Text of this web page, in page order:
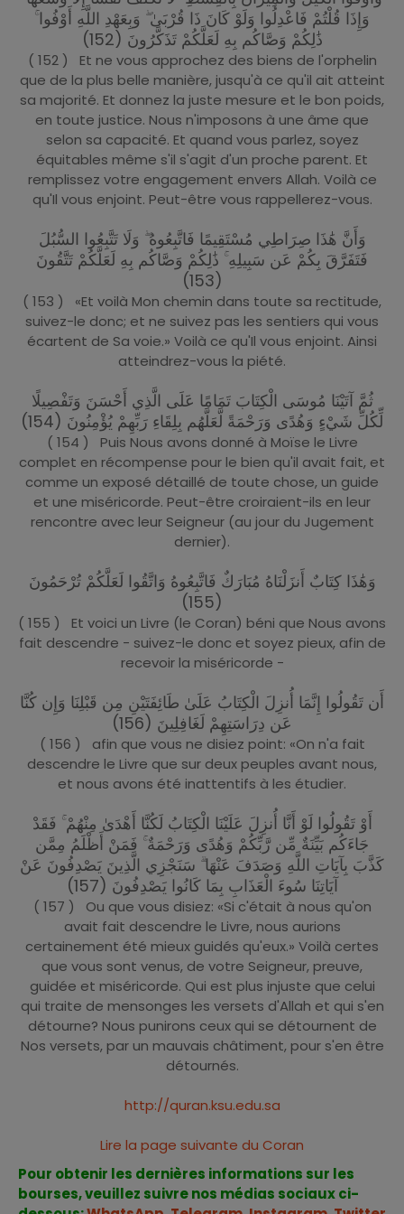
وَإِذَا قُلْتُمْ فَاعْدِلُوا وَلَوْ كَانَ ذَا قُرْبَىٰ ۖ وَبِعَهْدِ اللَّهِ أَوْفُوا ۚ
ذَٰلِكُمْ وَصَّاكُم بِهِ لَعَلَّكُمْ تَذَكَّرُونَ (152)
( 152 ) Et ne vous approchez des biens de l'orphelin
que de la plus belle manière, jusqu'à ce qu'il ait atteint
sa majorité. Et donnez la juste mesure et le bon poids,
en toute justice. Nous n'imposons à une âme que
selon sa capacité. Et quand vous parlez, soyez
équitables même s'il s'agit d'un proche parent. Et
remplissez votre engagement envers Allah. Voilà ce
qu'Il vous enjoint. Peut-être vous rappellerez-vous.
وَأَنَّ هَٰذَا صِرَاطِي مُسْتَقِيمًا فَاتَّبِعُوهُ ۖ وَلَا تَتَّبِعُوا السُّبُلَ
فَتَفَرَّقَ بِكُمْ عَن سَبِيلِهِ ۚ ذَٰلِكُمْ وَصَّاكُم بِهِ لَعَلَّكُمْ تَتَّقُونَ
(153)
( 153 ) «Et voilà Mon chemin dans toute sa rectitude,
suivez-le donc; et ne suivez pas les sentiers qui vous
écartent de Sa voie.» Voilà ce qu'Il vous enjoint. Ainsi
atteindrez-vous la piété.
ثُمَّ آتَيْنَا مُوسَى الْكِتَابَ تَمَامًا عَلَى الَّذِي أَحْسَنَ وَتَفْصِيلًا
لِّكُلِّ شَيْءٍ وَهُدًى وَرَحْمَةً لَّعَلَّهُم بِلِقَاءِ رَبِّهِمْ يُؤْمِنُونَ (154)
( 154 ) Puis Nous avons donné à Moïse le Livre
complet en récompense pour le bien qu'il avait fait, et
comme un exposé détaillé de toute chose, un guide
et une miséricorde. Peut-être croiraient-ils en leur
rencontre avec leur Seigneur (au jour du Jugement
dernier).
وَهَٰذَا كِتَابٌ أَنزَلْنَاهُ مُبَارَكٌ فَاتَّبِعُوهُ وَاتَّقُوا لَعَلَّكُمْ تُرْحَمُونَ
(155)
( 155 ) Et voici un Livre (le Coran) béni que Nous avons
fait descendre - suivez-le donc et soyez pieux, afin de
recevoir la miséricorde -
أَن تَقُولُوا إِنَّمَا أُنزِلَ الْكِتَابُ عَلَىٰ طَائِفَتَيْنِ مِن قَبْلِنَا وَإِن كُنَّا
عَن دِرَاسَتِهِمْ لَغَافِلِينَ (156)
( 156 ) afin que vous ne disiez point: «On n'a fait
descendre le Livre que sur deux peuples avant nous,
et nous avons été inattentifs à les étudier.
أَوْ تَقُولُوا لَوْ أَنَّا أُنزِلَ عَلَيْنَا الْكِتَابُ لَكُنَّا أَهْدَىٰ مِنْهُمْ ۚ فَقَدْ
جَاءَكُم بَيِّنَةٌ مِّن رَّبِّكُمْ وَهُدًى وَرَحْمَةٌ ۚ فَمَنْ أَظْلَمُ مِمَّن
كَذَّبَ بِآيَاتِ اللَّهِ وَصَدَفَ عَنْهَا ۗ سَنَجْزِي الَّذِينَ يَصْدِفُونَ عَنْ
آيَاتِنَا سُوءَ الْعَذَابِ بِمَا كَانُوا يَصْدِفُونَ (157)
( 157 ) Ou que vous disiez: «Si c'était à nous qu'on
avait fait descendre le Livre, nous aurions
certainement été mieux guidés qu'eux.» Voilà certes
que vous sont venus, de votre Seigneur, preuve,
guidée et miséricorde. Qui est plus injuste que celui
qui traite de mensonges les versets d'Allah et qui s'en
détourne? Nous punirons ceux qui se détournent de
Nos versets, par un mauvais châtiment, pour s'en être
détournés.
http://quran.ksu.edu.sa
Lire la page suivante du Coran
Pour obtenir les dernières informations sur les
bourses, veuillez suivre nos médias sociaux ci-